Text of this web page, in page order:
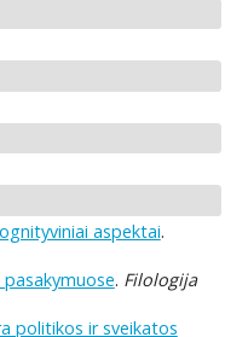
aspektai.
. Filologija
politikos ir sveikatos